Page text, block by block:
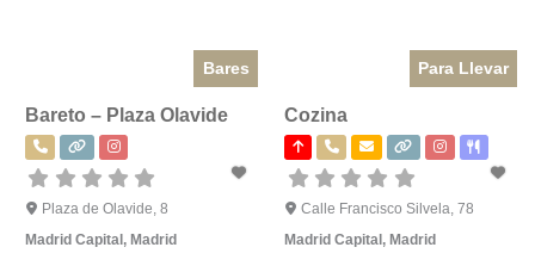
Bares
Bareto – Plaza Olavide
Plaza de Olavide, 8
Madrid Capital, Madrid
Para Llevar
Cozina
Calle Francisco Silvela, 78
Madrid Capital,Madrid